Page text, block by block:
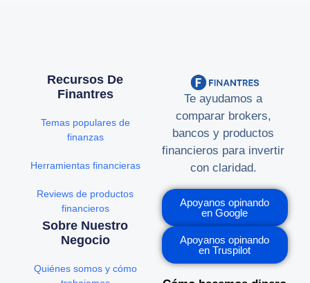
Te ayudamos a
comparar brokers,
bancos y productos
financieros para invertir
con claridad.
Apoyanos opinando
en Google
Apoyanos opinando
en Truspilot
Recursos De
Finantres
Temas populares de
finanzas
Herramientas financieras
Reviews de productos
financieros
Sobre Nuestro
Negocio
Quiénes somos y cómo